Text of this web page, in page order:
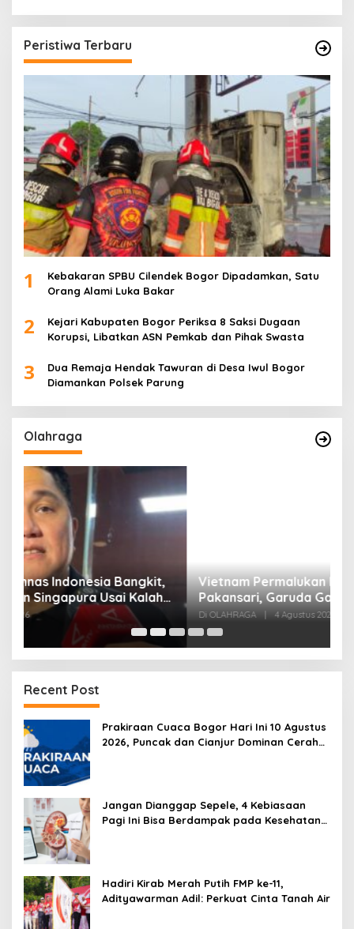
Peristiwa Terbaru
1
Kebakaran SPBU Cilendek Bogor Dipadamkan, Satu
Orang Alami Luka Bakar
2
Kejari Kabupaten Bogor Periksa 8 Saksi Dugaan
Korupsi, Libatkan ASN Pemkab dan Pihak Swasta
3
Dua Remaja Hendak Tawuran di Desa Iwul Bogor
Diamankan Polsek Parung
Olahraga
Vietnam Permalukan Indonesia 3-0 di
Pakansari, Garuda Gagal Manfaatkan Laga
Kandang
Di OLAHRAGA | 4 Agustus 2026
Recent Post
Prakiraan Cuaca Bogor Hari Ini 10 Agustus
2026, Puncak dan Cianjur Dominan Cerah
Jangan Dianggap Sepele, 4 Kebiasaan
Pagi Ini Bisa Berdampak pada Kesehatan
Hadiri Kirab Merah Putih FMP ke-11,
Adityawarman Adil: Perkuat Cinta Tanah Air